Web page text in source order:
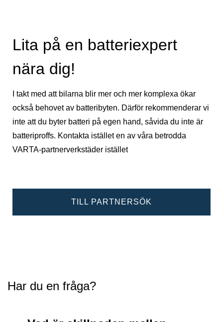
Lita på en batteriexpert
nära dig!
I takt med att bilarna blir mer och mer komplexa ökar
också behovet av batteribyten. Därför rekommenderar vi
inte att du byter batteri på egen hand, såvida du inte är
batteriproffs. Kontakta istället en av våra betrodda
VARTA-partnerverkstäder istället
TILL PARTNERSÖK
Har du en fråga?